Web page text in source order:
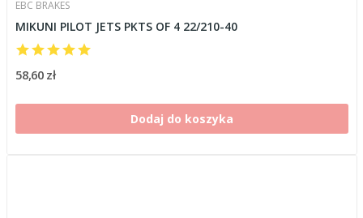
EBC BRAKES
MIKUNI PILOT JETS PKTS OF 4 22/210-40
58,60 zł
Dodaj do koszyka